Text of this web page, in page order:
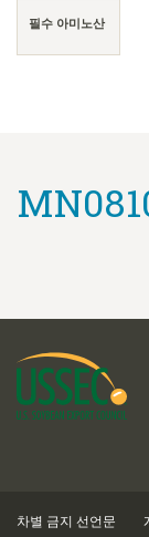
필수 아미노산
차별 금지 선언문